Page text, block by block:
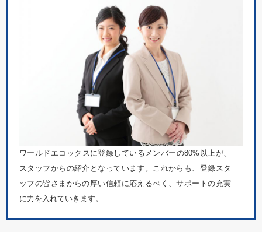
ワールドエコックスに登録しているメンバーの80%以上が、
スタッフからの紹介となっています。これからも、登録スタ
ッフの皆さまからの厚い信頼に応えるべく、サポートの充実
に力を入れていきます。